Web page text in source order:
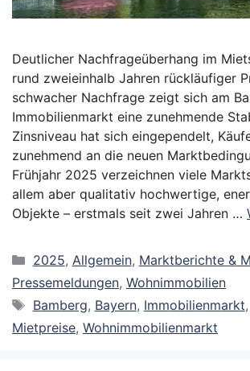
Deutlicher Nachfrageüberhang im
rund zweieinhalb Jahren rückläufiger
schwacher Nachfrage zeigt sich am
Immobilienmarkt eine zunehmende
Zinsniveau hat sich eingependelt,
zunehmend an die neuen
Frühjahr 2025 verzeichnen viele
allem aber qualitativ hochwertige,
Objekte – erstmals seit zwei Jahren …
Kategorien
2025, Allgemein, Marktberichte &
Pressemeldungen, Wohnimmobilien
Schlagwörter
Bamberg, Bayern, Immobilienmarkt,
Mietpreise, Wohnimmobilienmarkt